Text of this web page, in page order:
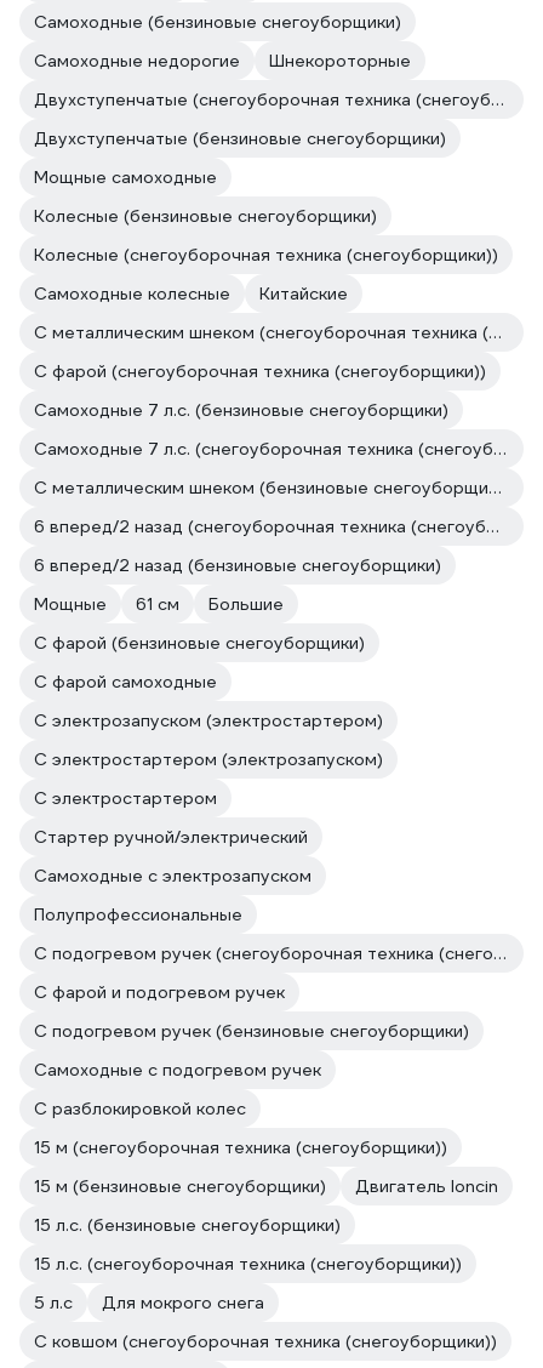
Самоходные (бензиновые снегоуборщики)
Самоходные недорогие
Шнекороторные
Двухступенчатые (снегоуборочная техника (снегоуборщики))
Двухступенчатые (бензиновые снегоуборщики)
Мощные самоходные
Колесные (бензиновые снегоуборщики)
Колесные (снегоуборочная техника (снегоуборщики))
Самоходные колесные
Китайские
С металлическим шнеком (снегоуборочная техника (снегоуборщики))
С фарой (снегоуборочная техника (снегоуборщики))
Самоходные 7 л.с. (бензиновые снегоуборщики)
Самоходные 7 л.с. (снегоуборочная техника (снегоуборщики))
С металлическим шнеком (бензиновые снегоуборщики)
6 вперед/2 назад (снегоуборочная техника (снегоуборщики))
6 вперед/2 назад (бензиновые снегоуборщики)
Мощные
61 см
Большие
С фарой (бензиновые снегоуборщики)
С фарой самоходные
С электрозапуском (электростартером)
С электростартером (электрозапуском)
С электростартером
Стартер ручной/электрический
Самоходные с электрозапуском
Полупрофессиональные
С подогревом ручек (снегоуборочная техника (снегоуборщики))
С фарой и подогревом ручек
С подогревом ручек (бензиновые снегоуборщики)
Самоходные с подогревом ручек
С разблокировкой колес
15 м (снегоуборочная техника (снегоуборщики))
15 м (бензиновые снегоуборщики)
Двигатель loncin
15 л.с. (бензиновые снегоуборщики)
15 л.с. (снегоуборочная техника (снегоуборщики))
5 л.с
Для мокрого снега
С ковшом (снегоуборочная техника (снегоуборщики))